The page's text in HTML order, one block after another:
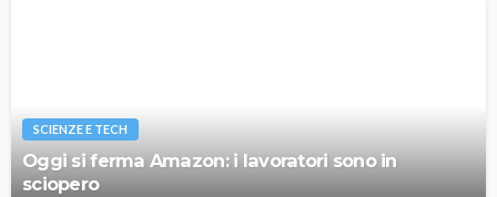
SCIENZE E TECH
Oggi si ferma Amazon: i lavoratori sono in
sciopero